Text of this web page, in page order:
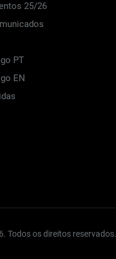
25/26
PT
EN
Todos os direitos reservados.